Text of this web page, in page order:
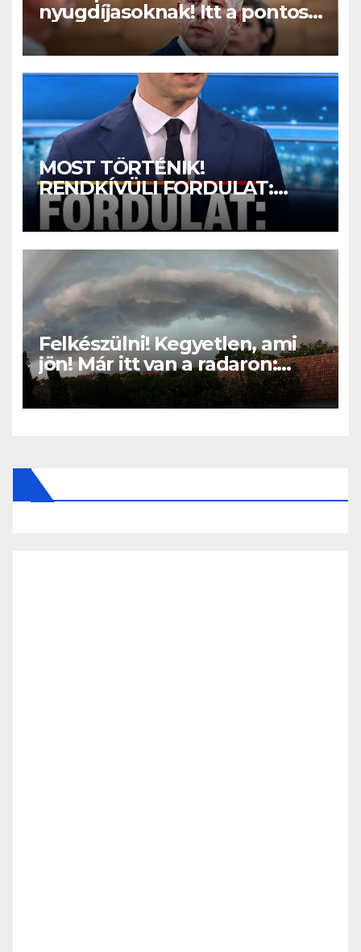
nyugdíjasoknak! Itt a pontos
összeg és a kormány döntése!
MOST TÖRTÉNIK!
RENDKÍVÜLI FORDULAT:
Magyar Péter nagyon jó hírt
jelentett be! – ERRE várt az
egész ország:
Felkészülni! Kegyetlen, ami
jön! Már itt van a radaron:
Viharos széllel és jégesővel
szakad rá a pokol ERRE az 5